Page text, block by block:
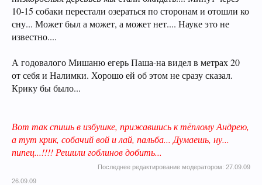
10-15 собаки перестали озераться по сторонам и отошли ко
сну... Может был а может, а может нет.... Науке это не
известно....
А годовалого Мишаню егерь Паша-на видел в метрах 20
от себя и Налимки. Хорошо ей об этом не сразу сказал.
Крику бы было...
Вот так спишь в избушке, прижавшись к тёплому Андрею,
а тут крик, собачий вой и лай, пальба... Думаешь, ну...
пипец...!!!! Решили гоблинов добить...
Последнее редактирование модератором: 27.09.09
26.09.09